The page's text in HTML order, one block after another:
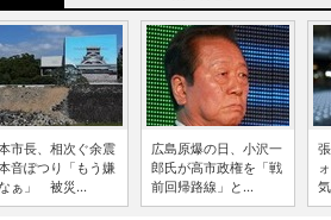
市長、相次ぐ余震
音ぽつり「もう嫌
ぁ」 被災...
広島原爆の日、小沢一
郎氏が高市政権を「戦
前回帰路線」と...